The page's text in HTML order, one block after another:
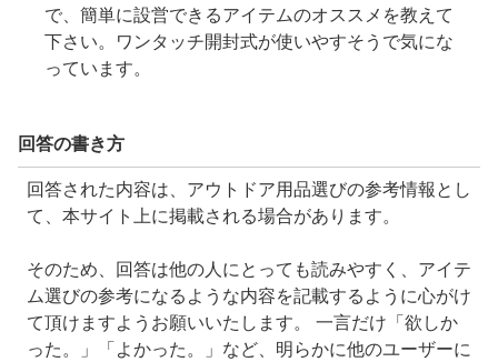
で、簡単に設営できるアイテムのオススメを教えて
下さい。ワンタッチ開封式が使いやすそうで気にな
っています。
回答の書き方
回答された内容は、アウトドア用品選びの参考情報とし
て、本サイト上に掲載される場合があります。
そのため、回答は他の人にとっても読みやすく、アイテ
ム選びの参考になるような内容を記載するように心がけ
て頂けますようお願いいたします。 一言だけ「欲しか
った。」「よかった。」など、明らかに他のユーザーに